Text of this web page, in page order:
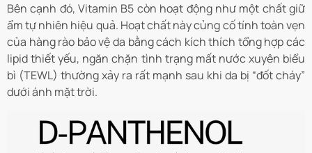
Bên cạnh đó, Vitamin B5 còn hoạt động như một chất giữ
ẩm tự nhiên hiệu quả. Hoạt chất này củng cố tính toàn vẹn
của hàng rào bảo vệ da bằng cách kích thích tổng hợp các
lipid thiết yếu, ngăn chặn tình trạng mất nước xuyên biểu
bì (TEWL) thường xảy ra rất mạnh sau khi da bị “đốt cháy”
dưới ánh mặt trời.